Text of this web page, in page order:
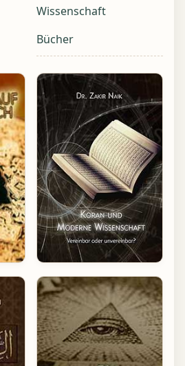
Wissenschaft
Bücher